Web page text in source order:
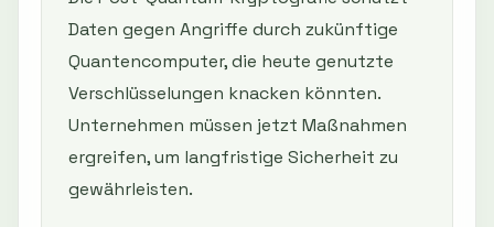
Daten gegen Angriffe durch zukünftige
Quantencomputer, die heute genutzte
Verschlüsselungen knacken könnten.
Unternehmen müssen jetzt Maßnahmen
ergreifen, um langfristige Sicherheit zu
gewährleisten.